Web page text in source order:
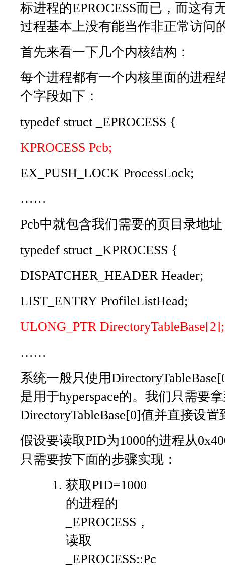
标进程的EPROCESS而已，而这有
过程基本上没有能当作非正常访问
首先来看一下几个内核结构：
每个进程都有一个内核里面的进程
个字段如下：
typedef struct _EPROCESS {
KPROCESS Pcb;
EX_PUSH_LOCK ProcessLock;
……
Pcb中就包含我们需要的页目录地
typedef struct _KPROCESS {
DISPATCHER_HEADER Header;
LIST_ENTRY ProfileListHead;
ULONG_PTR DirectoryTableBase[2];
……
系统一般只使用
是用于hyperspace的。我们只需要
DirectoryTableBase[0]值并直接设
假设要读取PID为1000的进程从
只需要按下面的步骤实现：
获取PID=1000
的进程的
_EPROCESS，
读取
_EPROCESS::Pc